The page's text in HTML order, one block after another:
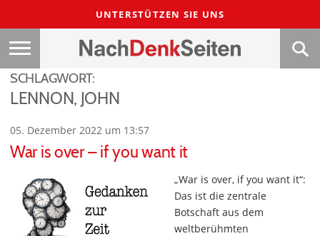
UNTERSTÜTZEN SIE UNS
SCHLAGWORT:
LENNON, JOHN
05. Dezember 2022 um 13:57
War is over – if you want it
„War is over, if you want it“:
Das ist die zentrale
Botschaft aus dem
weltberühmten